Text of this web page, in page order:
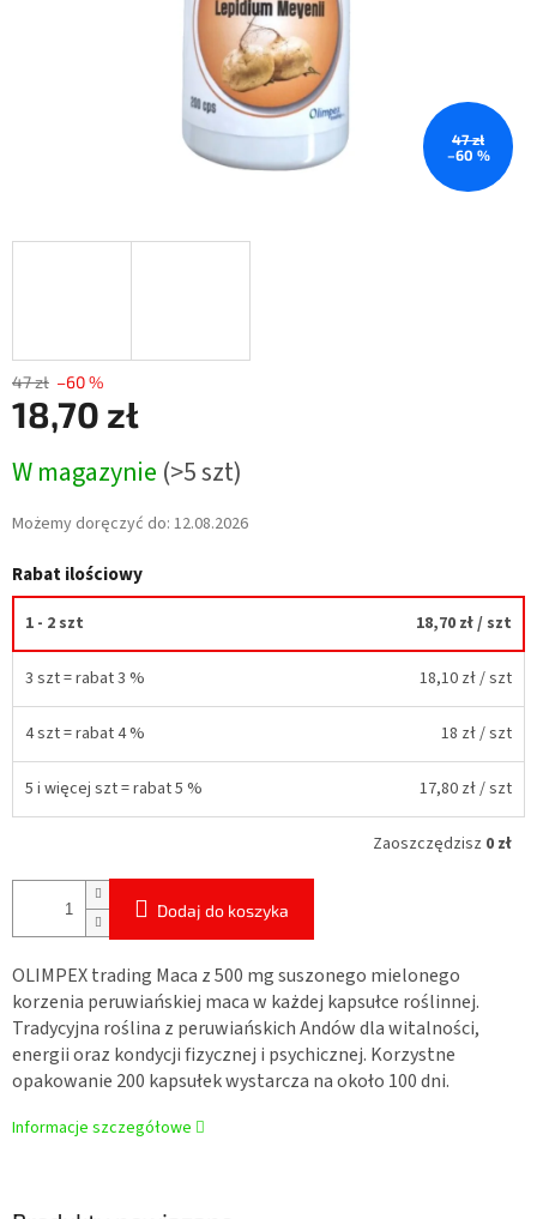
47 zł
–60 %
47 zł –60 %
18,70 zł
jednostkowa:
W magazynie (>5 szt)
Możemy doręczyć do: 12.08.2026
Rabat ilościowy
1 - 2 szt 18,70 zł/ szt
3 szt = rabat 3 % 18,10 zł/ szt
4 szt = rabat 4 % 18 zł/ szt
5 i więcej szt = rabat 5 % 17,80 zł/ szt
Zaoszczędzisz 0 zł
Dodaj do koszyka
OLIMPEX trading Maca z 500 mg suszonego mielonego
korzenia peruwiańskiej maca w każdej kapsułce roślinnej.
Tradycyjna roślina z peruwiańskich Andów dla witalności,
energii oraz kondycji fizycznej i psychicznej. Korzystne
opakowanie 200 kapsułek wystarcza na około 100 dni.
Informacje szczegółowe